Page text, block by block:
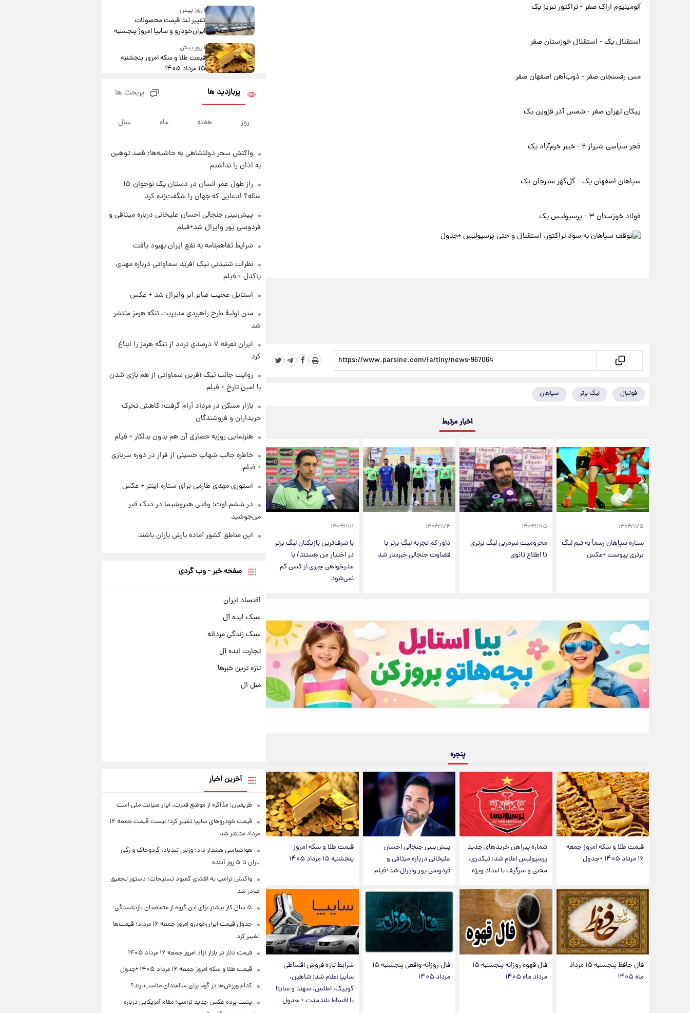
آلومینیوم اراک صفر - تراکتور تبریز یک
استقلال یک - استقلال خوزستان صفر
مس رفسنجان صفر - ذوب‌آهن اصفهان صفر
پیکان تهران صفر - شمس آذر قزوین یک
فجر سپاسی شیراز ۲ - خیبر خرم‌آباد یک
سپاهان اصفهان یک - گل‌گهر سیرجان یک
فولاد خوزستان ۳ - پرسپولیس یک
فوتبال لیگ برتر سپاهان
اخبار مرتبط
۱۴۰۴/۱۱/۵
ستاره سپاهان رسماً به تیم لیگ
برتری پیوست +عکس
۱۴۰۴/۱۱/۵
محرومیت سرمربی لیگ برتری
تا اطلاع ثانوی
۱۴۰۴/۱۱/۴
داور کم تجربه لیگ برتر با
قضاوت جنجالی خبرساز شد
۱۴۰۴/۱۱/۱
با شرف‌ترین بازیکنان لیگ برتر
در اختیار من هستند/ با
عذرخواهی چیزی از کسی کم
نمی‌شود
پنجره
قیمت طلا و سکه امروز جمعه
۱۶ مرداد ۱۴۰۵ +جدول
شماره پیراهن خریدهای جدید
پرسپولیس اعلام شد؛ تیکدری،
محبی و سرگیف با اعداد ویژه
پیش‌بینی جنجالی احسان
علیخانی درباره میثاقی و
فردوسی پور وایرال شد+فیلم
قیمت طلا و سکه امروز
پنجشنبه ۱۵ مرداد ۱۴۰۵
فال حافظ پنجشنبه ۱۵ مرداد
ماه ۱۴۰۵
فال قهوه روزانه پنجشنبه ۱۵
مرداد ماه ۱۴۰۵
فال روزانه واقعی پنجشنبه ۱۵
مرداد ۱۴۰۵
شرایط تازه فروش اقساطی
سایپا اعلام شد؛ شاهین،
کوییک، اطلس، سهند و ساینا
با اقساط بلندمدت + جدول
۱ روز پیش
تغییر تند قیمت محصولات
ایران‌خودرو و سایپا امروز پنجشنبه
۱۵ مرداد ۱۴۰۵ +جدول
۱ روز پیش
قیمت طلا و سکه امروز پنجشنبه
۱۵ مرداد ۱۴۰۵
شارژ جدید کالابرگ برای سه
دهک؛ جزئیات اعلام شد
۱ روز پیش
سهند و ساینا با اقساط بلندمدت +
پیش‌بینی قیمت سکه و طلا فردا
۱ روز پیش
۱۴۰۵
پربازدید ها پربحث ها
روز هفته ماه سال
واکنش سحر دولتشاهی به حاشیه‌ها: قصد توهین
به اذان را نداشتم
راز طول عمر انسان در دستان یک نوجوان ۱۵
ساله؟ ادعایی که جهان را شگفت‌زده کرد
پیش‌بینی جنجالی احسان علیخانی درباره میثاقی و
فردوسی پور وایرال شد+فیلم
شرایط تفاهم‌نامه به نفع ایران بهبود یافت
نظرات شنیدنی نیک آفرید سماواتی درباره مهدی
پاکدل + فیلم
استایل عجیب صابر ابر وایرال شد + عکس
متن اولیۀ طرح راهبردی مدیریت تنگه هرمز منتشر
شد
ایران تعرفه ۷ درصدی تردد از تنگه هرمز را ابلاغ
کرد
روایت جالب نیک آفرین سماواتی از هم بازی شدن
با امین تارخ + فیلم
بازار مسکن در مرداد آرام گرفت؛ کاهش تحرک
خریداران و فروشندگان
هنرنمایی روزبه حصاری آن هم بدون بدلکار + فیلم
خاطره جالب شهاب حسینی از فرار در دوره سربازی
+ فیلم
استوری مهدی طارمی برای ستاره اینتر + عکس
در ششم اوت؛ وقتی هیروشیما در دیگ قیر
می‌جوشید
این مناطق کشور آماده بارش باران باشند
صفحه خبر - وب گردی
اقتصاد ایران
سبک ایده آل
سبک زندگی مردانه
تجارت ایده آل
تازه ترین خبرها
مبل ال
آخرین اخبار
ظریفیان: مذاکره از موضع قدرت، ابزار صیانت ملی است
قیمت خودروهای سایپا تغییر کرد؛ لیست قیمت جمعه ۱۶
مرداد منتشر شد
هواشناسی هشدار داد: وزش تندباد، گردوخاک و رگبار
باران تا ۵ روز آینده
واکنش ترامپ به افشای کمبود تسلیحات؛ دستور تحقیق
صادر شد
۵ سال کار بیشتر برای این گروه از متقاضیان بازنشستگی
جدول قیمت ایران‌خودرو امروز جمعه ۱۶ مرداد؛ قیمت‌ها
تغییر کرد
قیمت دلار در بازار آزاد امروز جمعه ۱۶ مرداد ۱۴۰۵
قیمت طلا و سکه امروز جمعه ۱۶ مرداد ۱۴۰۵ +جدول
کدام ورزش‌ها در گرما برای سالمندان مناسب‌ترند؟
پشت پرده عکس جدید ترامپ؛ مقام آمریکایی درباره